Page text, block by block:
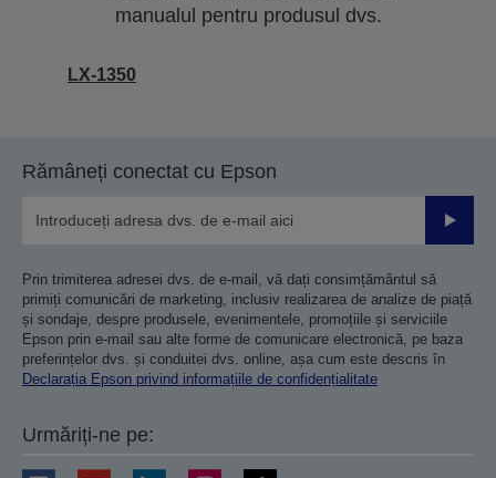
manualul pentru produsul dvs.
LX-1350
Rămâneți conectat cu Epson
Prin trimiterea adresei dvs. de e-mail, vă dați consimțământul să
primiți comunicări de marketing, inclusiv realizarea de analize de piață
și sondaje, despre produsele, evenimentele, promoțiile și serviciile
Epson prin e-mail sau alte forme de comunicare electronică, pe baza
preferințelor dvs. și conduitei dvs. online, așa cum este descris în
Declarația Epson privind informațiile de confidențialitate
Urmăriți-ne pe: